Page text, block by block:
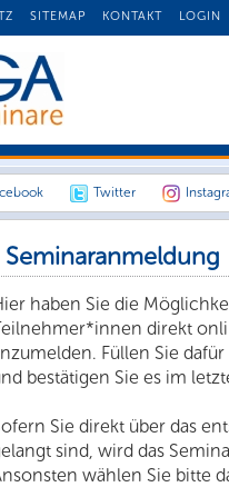
SITEMAP KONTAKT LOGIN
Twitter
Seminaranmeldung
haben Sie die
direkt
Füllen Sie
bestätigen Sie es im
Sie direkt über das
sind, wird das
wählen Sie bitte